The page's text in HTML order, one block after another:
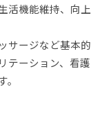
活機能維持、向上
サージなど基本的
テーション、看護